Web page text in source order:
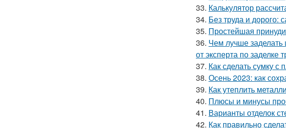
33. Калькулятор
34. Без труда и дорого:
35. Простейшая
36. Чем лучше
от эксперта по заделке
37. Как сделать сумку
38. Осень 2023: как
39. Как утеплить
40. Плюсы и минусы
41. Варианты отделок
42. Как правильно